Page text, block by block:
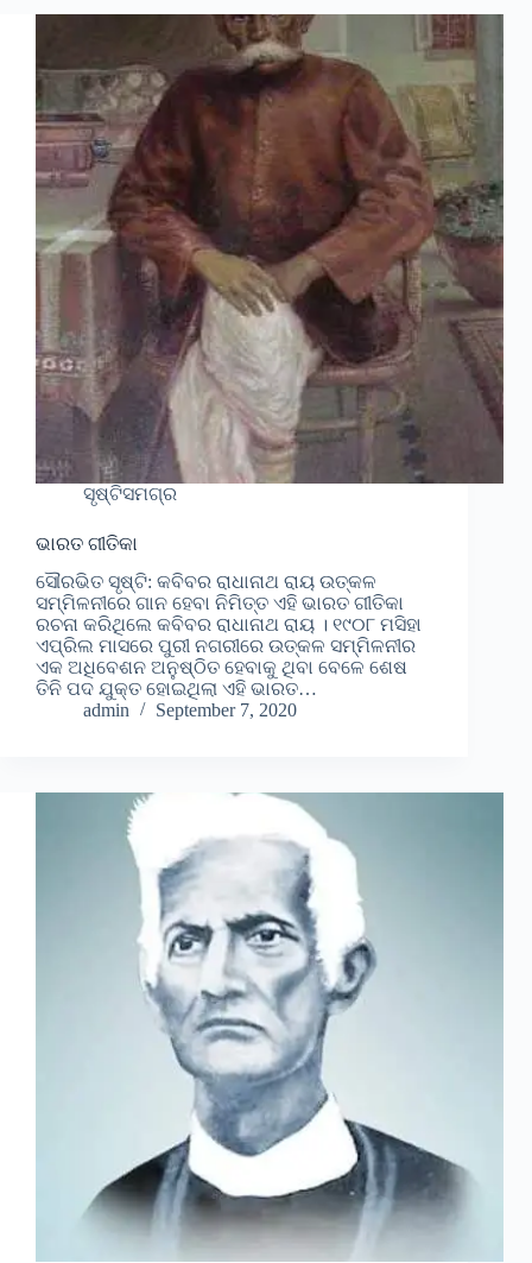
ସୃଷ୍ଟିସମଗ୍ର
ଭାରତ ଗୀତିକା
ସୌରଭିତ ସୃଷ୍ଟି: କବିବର ରାଧାନାଥ ରାୟ ଉତ୍କଳ
ସମ୍ମିଳନୀରେ ଗାନ ହେବା ନିମିତ୍ତ ଏହି ଭାରତ ଗୀତିକା
ରଚନା କରିଥିଲେ କବିବର ରାଧାନାଥ ରାୟ । ୧୯୦୮ ମସିହା
ଏପ୍ରିଲ ମାସରେ ପୁରୀ ନଗରୀରେ ଉତ୍କଳ ସମ୍ମିଳନୀର
ଏକ ଅଧିବେଶନ ଅନୁଷ୍ଠିତ ହେବାକୁ ଥିବା ବେଳେ ଶେଷ
ତିନି ପଦ ଯୁକ୍ତ ହୋଇଥିଲା ଏହି ଭାରତ…
admin
September 7, 2020